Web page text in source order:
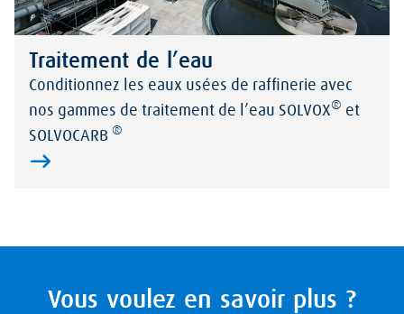
Traitement de l’eau
Conditionnez les eaux usées de raffinerie avec
nos gammes de traitement de l’eau SOLVOX® et
SOLVOCARB ®
Vous voulez en savoir plus ?